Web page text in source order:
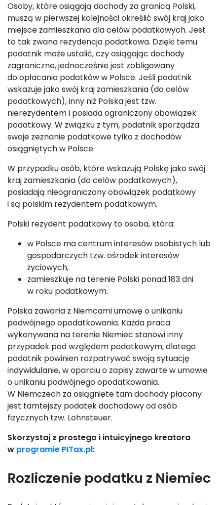
Osoby, które osiągają dochody za granicą Polski,
muszą w pierwszej kolejności określić swój kraj jako
miejsce zamieszkania dla celów podatkowych. Jest
to tak zwana rezydencja podatkowa. Dzięki temu
podatnik może ustalić, czy osiągając dochody
zagraniczne, jednocześnie jest zobligowany
do opłacania podatków w Polsce. Jeśli podatnik
wskazuje jako swój kraj zamieszkania (do celów
podatkowych), inny niż Polska jest tzw.
nierezydentem i posiada ograniczony obowiązek
podatkowy. W związku z tym, podatnik sporządza
swoje zeznanie podatkowe tylko z dochodów
osiągniętych w Polsce.
W przypadku osób, które wskazują Polskę jako swój
kraj zamieszkania (do celów podatkowych),
posiadają nieograniczony obowiązek podatkowy
i są polskim rezydentem podatkowym.
Polski rezydent podatkowy to osoba, która:
w Polsce ma centrum interesów osobistych lub
gospodarczych tzw. ośrodek interesów
życiowych,
zamieszkuje na terenie Polski ponad 183 dni
w roku podatkowym.
Polska zawarła z Niemcami umowę o unikaniu
podwójnego opodatkowania. Każda praca
wykonywana na terenie Niemiec stanowi inny
przypadek pod względem podatkowym, dlatego
podatnik powinien rozpatrywać swoją sytuację
indywidulanie, w oparciu o zapisy zawarte w umowie
o unikaniu podwójnego opodatkowania.
W Niemczech za osiągnięte tam dochody płacony
jest tamtejszy podatek dochodowy od osób
fizycznych tzw. Lohnsteuer.
Skorzystaj z prostego i intuicyjnego kreatora
w programie PITax.pl:
Rozliczenie podatku z Niemiec